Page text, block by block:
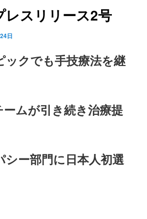
レスリリース2号
日
ックでも手技療法を継
ームが引き続き治療提
シー部門に日本人初選